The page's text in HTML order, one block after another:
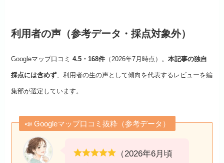
利用者の声（参考データ・採点対象外）
Googleマップ口コミ4.5・168件 （2026年7月時点）。本記事の独自
採点には含めず、利用者の生の声として傾向を代表するレビューを編
集部が選定しています。
📣 Googleマップ口コミ抜粋（参考データ）
（2026年6月頃